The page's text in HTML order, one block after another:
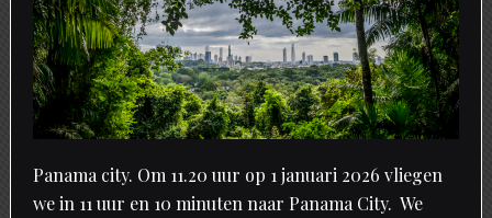
Panama city. Om 11.20 uur op 1 januari 2026 vliegen
we in 11 uur en 10 minuten naar Panama City. We